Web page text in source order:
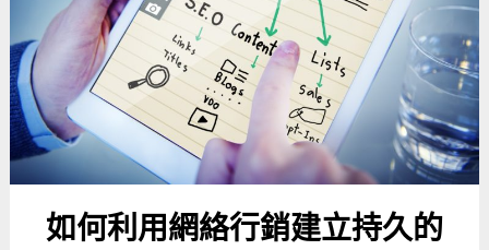
如何利用網絡行銷建立持久的